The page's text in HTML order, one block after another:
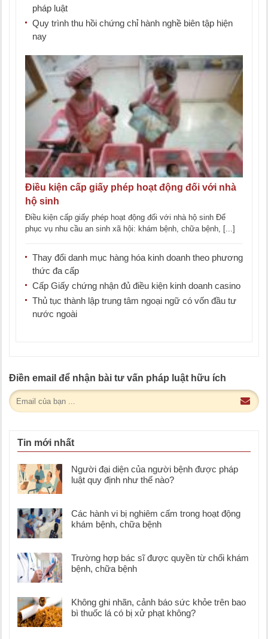
pháp luật
Quy trình thu hồi chứng chỉ hành nghề biên tập hiện
nay
Điều kiện cấp giấy phép hoạt động đối với nhà
hộ sinh
Điều kiện cấp giấy phép hoạt động đối với nhà hộ sinh Để
phục vụ nhu cầu an sinh xã hội: khám bệnh, chữa bệnh, [...]
Thay đổi danh mục hàng hóa kinh doanh theo phương
thức đa cấp
Cấp Giấy chứng nhận đủ điều kiện kinh doanh casino
Thủ tục thành lập trung tâm ngoại ngữ có vốn đầu tư
nước ngoài
Điền email để nhận bài tư vấn pháp luật hữu ích
Tin mới nhất
Người đại diện của người bệnh được pháp
luật quy định như thế nào?
Các hành vi bị nghiêm cấm trong hoạt động
khám bệnh, chữa bệnh
Trường hợp bác sĩ được quyền từ chối khám
bệnh, chữa bệnh
Không ghi nhãn, cảnh báo sức khỏe trên bao
bì thuốc lá có bị xử phạt không?